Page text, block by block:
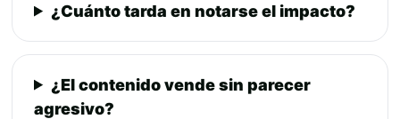
¿Cuánto tarda en notarse el impacto?
¿El contenido vende sin parecer
agresivo?